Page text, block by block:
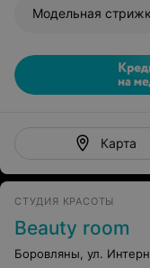
Модельная
Карта
СТУДИЯ КРАСОТЫ
Beauty room
Боровляны, ул.